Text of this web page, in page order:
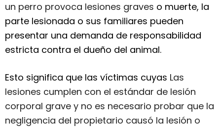
un perro provoca lesiones graves o muerte, la
parte lesionada o sus familiares pueden
presentar una demanda de responsabilidad
estricta contra el dueño del animal.
Esto significa que las víctimas cuyas Las
lesiones cumplen con el estándar de lesión
corporal grave y no es necesario probar que la
negligencia del propietario causó la lesión o